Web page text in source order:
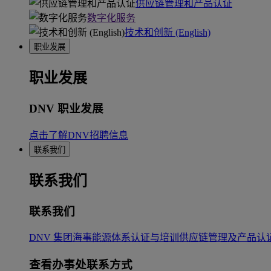
供应链管理和产品认证
数字化服务
技术和创新 (English)
职业发展
职业发展
DNV 职业发展
点击了解DNV招聘信息
联系我们
联系我们
联系我们
DNV 集团 海事能源体系认证与培训 供应链管理及产品认
查看办事处联系方式